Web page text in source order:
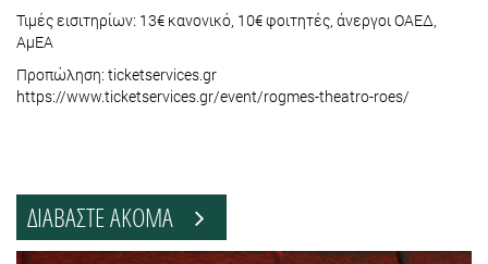
Τιμές εισιτηρίων: 13€ κανονικό, 10€ φοιτητές, άνεργοι ΟΑΕΔ,
ΑμΕΑ
Προπώληση: ticketservices.gr
https://www.ticketservices.gr/event/rogmes-theatro-roes/
ΔΙΑΒΑΣΤΕ ΑΚΟΜΑ